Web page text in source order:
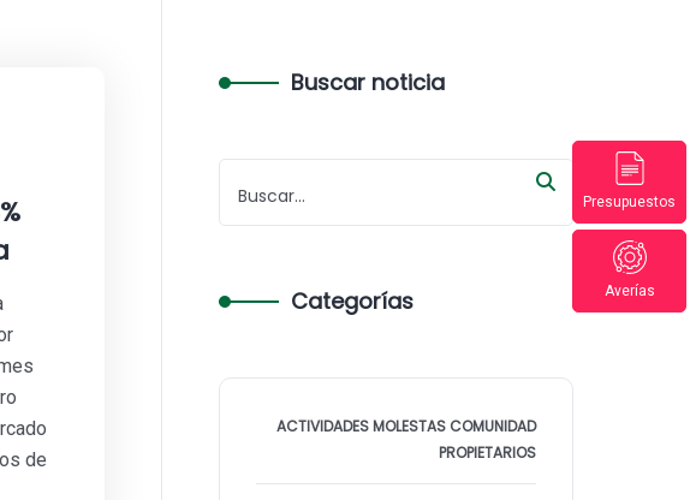
Presupuestos
Averías
de
Buscar noticia
Categorías
ACTIVIDADES MOLESTAS COMUNIDAD
PROPIETARIOS